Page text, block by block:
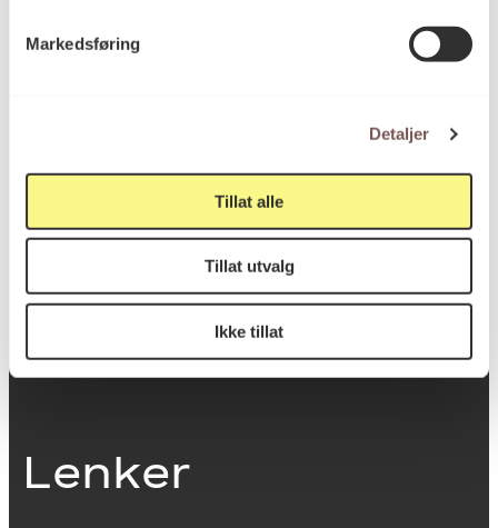
Markedsføring
Detaljer
Tillat alle
Tillat utvalg
Ikke tillat
0251 Oslo
Viktig info
Utbetaling og fakturering
Om opphavsrett
Dokumentasjonsskjema
Last ned logo
Lenker